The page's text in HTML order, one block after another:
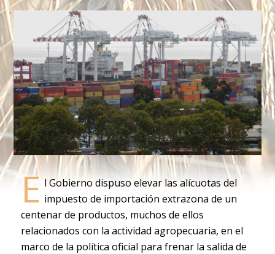
E l Gobierno dispuso elevar las alícuotas del
impuesto de importación extrazona de un
centenar de productos, muchos de ellos
relacionados con la actividad agropecuaria, en el
marco de la política oficial para frenar la salida de